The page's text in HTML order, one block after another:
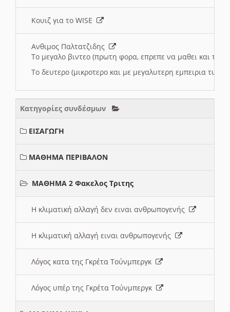
Κουιζ για το WISE
Ανθιμος Παλτατζιδης
Το μεγαλο βιντεο (πρωτη φορα, επρεπε να μαθει και το
Το δευτερο (μικροτερο και με μεγαλυτερη εμπειρια
Κατηγορίες συνδέσμων
ΕΙΣΑΓΩΓΗ
ΜΑΘΗΜΑ ΠΕΡΙΒΑΛΟΝ
ΜΑΘΗΜΑ 2 Φακελος Τριτης
Η κλιματική αλλαγή δεν ειναι ανθρωπογενής
Η κλιματική αλλαγή ειναι ανθρωπογενής
Λόγος κατα της Γκρέτα Τούνμπεργκ
Λόγος υπέρ της Γκρέτα Τούνμπεργκ